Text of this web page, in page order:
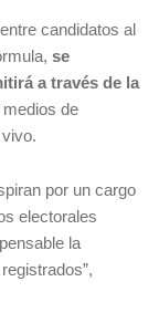
candidatos al
se
a través de la
de
por un cargo
electorales
la